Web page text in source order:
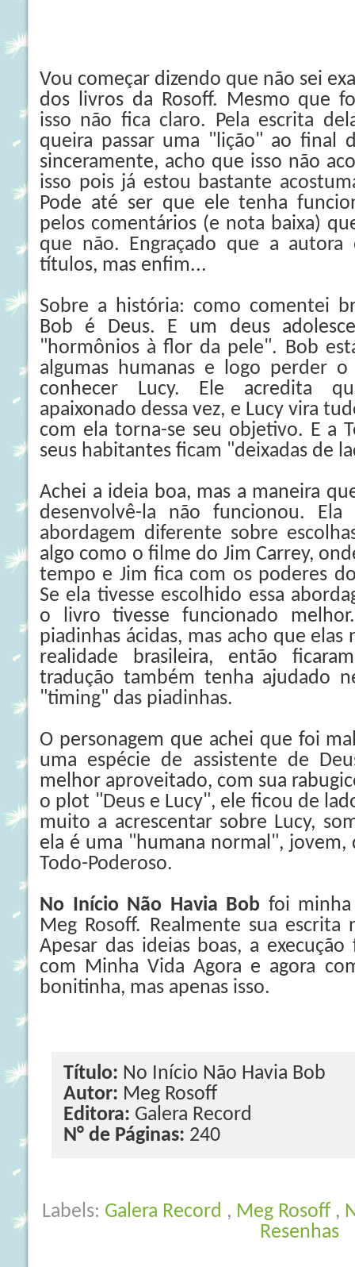
Vou começar dizendo que não sei
dos livros da Rosoff. Mesmo que
isso não fica claro. Pela escrita
queira passar uma "lição" ao final
sinceramente, acho que isso não
isso pois já estou bastante
Pode até ser que ele tenha
pelos comentários (e nota baixa)
que não. Engraçado que a
títulos, mas enfim...
Sobre a história: como comentei
Bob é Deus. E um deus
"hormônios à flor da pele". Bob
algumas humanas e logo perder
conhecer Lucy. Ele acredita
apaixonado dessa vez, e Lucy vira
com ela torna-se seu objetivo. E a
seus habitantes ficam "deixadas de
Achei a ideia boa, mas a maneira
desenvolvê-la não funcionou.
abordagem diferente sobre
algo como o filme do Jim Carrey,
tempo e Jim fica com os poderes
Se ela tivesse escolhido essa
o livro tivesse funcionado
piadinhas ácidas, mas acho que
realidade brasileira, então
tradução também tenha ajudado
"timing" das piadinhas.
O personagem que achei que foi
uma espécie de assistente de
melhor aproveitado, com sua
o plot "Deus e Lucy", ele ficou de
muito a acrescentar sobre Lucy,
ela é uma "humana normal", jovem,
Todo-Poderoso.
No Início Não Havia Bob foi
Meg Rosoff. Realmente sua
Apesar das ideias boas, a
com Minha Vida Agora e agora
bonitinha, mas apenas isso.
Título: No Início Não Havia Bob
Autor: Meg Rosoff
Editora: Galera Record
N° de Páginas: 240
Labels: Galera Record , Meg Rosoff ,
Resenhas